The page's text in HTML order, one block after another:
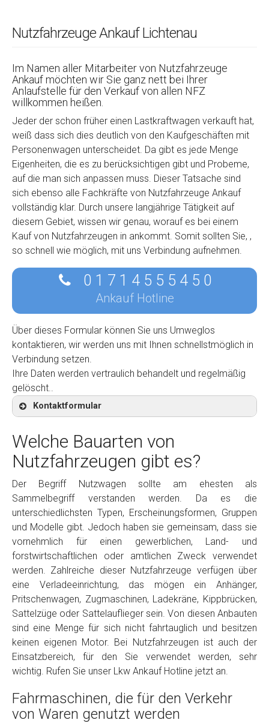
Nutzfahrzeuge Ankauf Lichtenau
Im Namen aller Mitarbeiter von Nutzfahrzeuge
Ankauf möchten wir Sie ganz nett bei Ihrer
Anlaufstelle für den Verkauf von allen NFZ
willkommen heißen.
Jeder der schon früher einen Lastkraftwagen verkauft hat,
weiß dass sich dies deutlich von den Kaufgeschäften mit
Personenwagen unterscheidet. Da gibt es jede Menge
Eigenheiten, die es zu berücksichtigen gibt und Probeme,
auf die man sich anpassen muss. Dieser Tatsache sind
sich ebenso alle Fachkräfte von Nutzfahrzeuge Ankauf
vollständig klar. Durch unsere langjährige Tätigkeit auf
diesem Gebiet, wissen wir genau, worauf es bei einem
Kauf von Nutzfahrzeugen in ankommt. Somit sollten Sie, ,
so schnell wie möglich, mit uns Verbindung aufnehmen.
0 1 7 1 4 5 5 5 4 5 0
Ankauf Hotline
Über dieses Formular können Sie uns Umweglos
kontaktieren, wir werden uns mit Ihnen schnellstmöglich in
Verbindung setzen.
Ihre Daten werden vertraulich behandelt und regelmäßig
gelöscht..
Kontaktformular
Kontaktformular
Marke
Model
Baujahr
Getriebe
Bekannte Schäden
Kilometerstand
Welche Bauarten von
Nutzfahrzeugen gibt es?
Der Begriff Nutzwagen sollte am ehesten als
Sammelbegriff verstanden werden. Da es die
unterschiedlichsten Typen, Erscheinungsformen, Gruppen
und Modelle gibt. Jedoch haben sie gemeinsam, dass sie
vornehmlich für einen gewerblichen, Land- und
forstwirtschaftlichen oder amtlichen Zweck verwendet
werden. Zahlreiche dieser Nutzfahrzeuge verfügen über
eine Verladeeinrichtung, das mögen ein Anhänger,
Pritschenwagen, Zugmaschinen, Ladekräne, Kippbrücken,
Sattelzüge oder Sattelauflieger sein. Von diesen Anbauten
sind eine Menge für sich nicht fahrtauglich und besitzen
keinen eigenen Motor. Bei Nutzfahrzeugen ist auch der
Einsatzbereich, für den Sie verwendet werden, sehr
wichtig. Rufen Sie unser Lkw Ankauf Hotline jetzt an.
Fahrmaschinen, die für den Verkehr
von Waren genutzt werden